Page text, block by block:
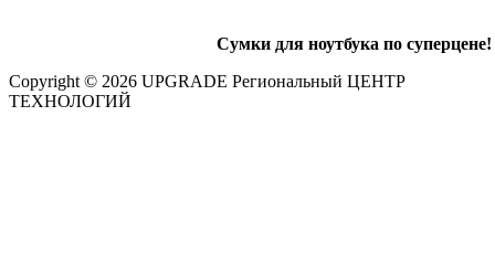
Сумки для ноутбука по
Copyright © 2026 UPGRADE Региональный ЦЕНТР
ТЕХНОЛОГИЙ